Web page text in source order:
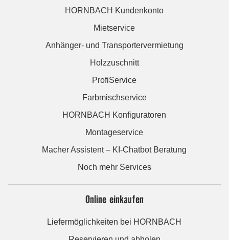
HORNBACH Kundenkonto
Mietservice
Anhänger- und Transportervermietung
Holzzuschnitt
ProfiService
Farbmischservice
HORNBACH Konfiguratoren
Montageservice
Macher Assistent – KI-Chatbot Beratung
Noch mehr Services
Online einkaufen
Liefermöglichkeiten bei HORNBACH